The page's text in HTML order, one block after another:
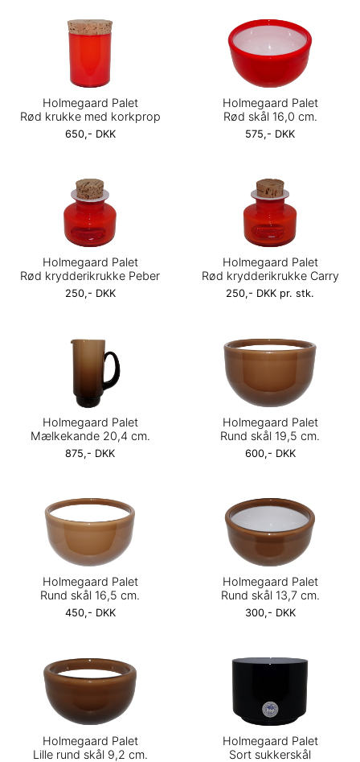
Holmegaard Palet
Rød krukke med korkprop
650,- DKK
Holmegaard Palet
Rød skål 16,0 cm.
575,- DKK
Holmegaard Palet
Rød krydderikrukke Peber
250,- DKK
Holmegaard Palet
Rød krydderikrukke Carry
250,- DKK pr. stk.
Holmegaard Palet
Mælkekande 20,4 cm.
875,- DKK
Holmegaard Palet
Rund skål 19,5 cm.
600,- DKK
Holmegaard Palet
Rund skål 16,5 cm.
450,- DKK
Holmegaard Palet
Rund skål 13,7 cm.
300,- DKK
Holmegaard Palet
Lille rund skål 9,2 cm.
Holmegaard Palet
Sort sukkerskål